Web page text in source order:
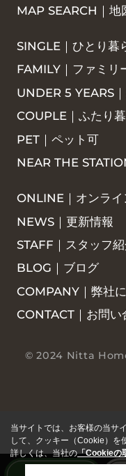
MAP SEARCH｜地
SINGLE｜ひとり暮
FAMILY｜ファミリ
UNDER 5 YEARS
COUPLE｜ふたり
PET｜ペット可
NEAR THE
ONLINE｜オンライ
NEWS｜更新情報
STAFF｜スタッフ
BLOG｜ブログ
COMPANY｜弊社
CONTACT｜お問い
© 2024 Nitta
当サイトでは、お客様の当サ
して、クッキー（Cookie）を
詳しくは、当社の「Cookieの